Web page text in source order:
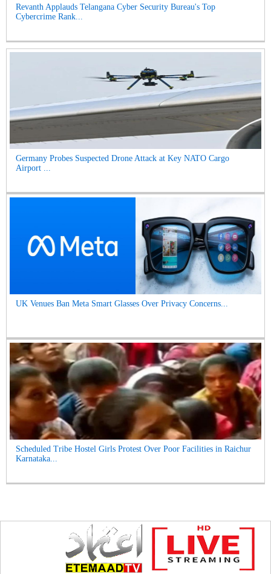
Revanth Applauds Telangana Cyber Security Bureau's Top
Cybercrime Rank...
Germany Probes Suspected Drone Attack at Key NATO Cargo
Airport ...
UK Venues Ban Meta Smart Glasses Over Privacy Concerns...
Scheduled Tribe Hostel Girls Protest Over Poor Facilities in Raichur
Karnataka...